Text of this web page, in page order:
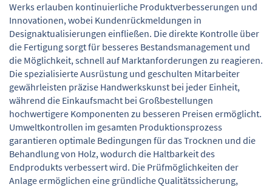
Werks erlauben kontinuierliche Produktverbesserungen und
Innovationen, wobei Kundenrückmeldungen in
Designaktualisierungen einfließen. Die direkte Kontrolle über
die Fertigung sorgt für besseres Bestandsmanagement und
die Möglichkeit, schnell auf Marktanforderungen zu reagieren.
Die spezialisierte Ausrüstung und geschulten Mitarbeiter
gewährleisten präzise Handwerkskunst bei jeder Einheit,
während die Einkaufsmacht bei Großbestellungen
hochwertigere Komponenten zu besseren Preisen ermöglicht.
Umweltkontrollen im gesamten Produktionsprozess
garantieren optimale Bedingungen für das Trocknen und die
Behandlung von Holz, wodurch die Haltbarkeit des
Endprodukts verbessert wird. Die Prüfmöglichkeiten der
Anlage ermöglichen eine gründliche Qualitätssicherung,